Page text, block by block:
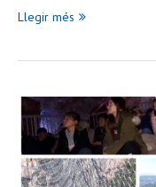
Llegir més